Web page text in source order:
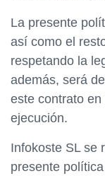
La presente
así como el
respetando la
además, será
este contrato
ejecución.
Infokoste SL se
presente